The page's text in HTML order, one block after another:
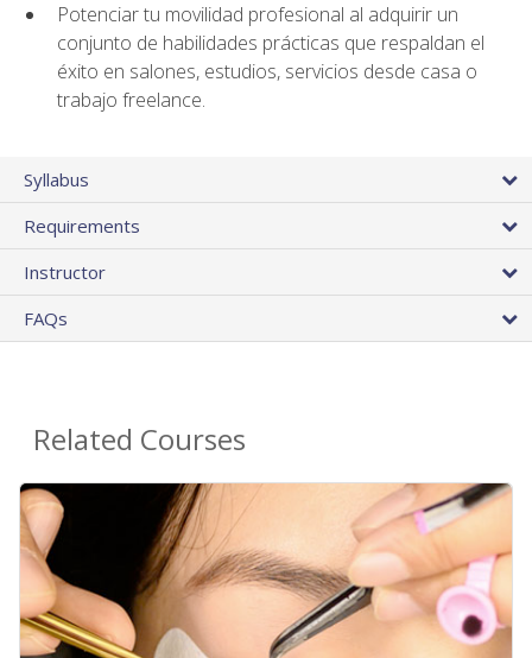
Potenciar tu movilidad profesional al adquirir un
conjunto de habilidades prácticas que respaldan el
éxito en salones, estudios, servicios desde casa o
trabajo freelance.
Syllabus
Requirements
Instructor
FAQs
Related Courses